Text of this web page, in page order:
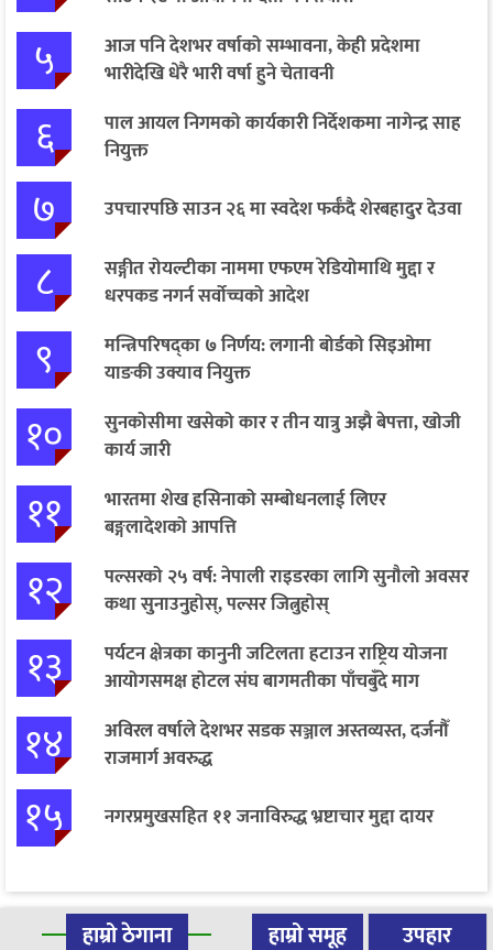
५
आज पनि देशभर वर्षाको सम्भावना, केही प्रदेशमा
भारीदेखि धेरै भारी वर्षा हुने चेतावनी
६
पाल आयल निगमको कार्यकारी निर्देशकमा नागेन्द्र साह
नियुक्त
७ उपचारपछि साउन २६ मा स्वदेश फर्कँदै शेरबहादुर देउवा
८
सङ्गीत रोयल्टीका नाममा एफएम रेडियोमाथि मुद्दा र
धरपकड नगर्न सर्वोच्चको आदेश
९
मन्त्रिपरिषद्का ७ निर्णय: लगानी बोर्डको सिइओमा
याङकी उक्याव नियुक्त
१०
सुनकोसीमा खसेको कार र तीन यात्रु अझै बेपत्ता, खोजी
कार्य जारी
११
भारतमा शेख हसिनाको सम्बोधनलाई लिएर
बङ्गलादेशको आपत्ति
१२
पल्सरको २५ वर्ष: नेपाली राइडरका लागि सुनौलो अवसर
कथा सुनाउनुहोस्, पल्सर जित्नुहोस्
१३
पर्यटन क्षेत्रका कानुनी जटिलता हटाउन राष्ट्रिय योजना
आयोगसमक्ष होटल संघ बागमतीका पाँचबुँदे माग
१४
अविरल वर्षाले देशभर सडक सञ्जाल अस्तव्यस्त, दर्जनौँ
राजमार्ग अवरुद्ध
१५ नगरप्रमुखसहित ११ जनाविरुद्ध भ्रष्टाचार मुद्दा दायर
हाम्रो ठेगाना हाम्रो समूह
उपहार